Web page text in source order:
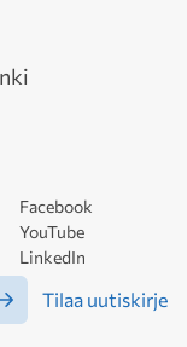
Facebook
YouTube
LinkedIn
Tilaa uutiskirje